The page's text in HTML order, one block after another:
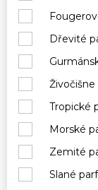
Dřevité
Tropické
Morské
Zemité
Slané